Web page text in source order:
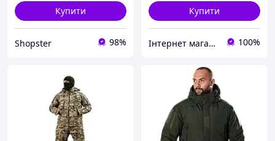
Купити
Shopster 98%
Купити
Інтернет магазин ВСІМ ОПТ 100%